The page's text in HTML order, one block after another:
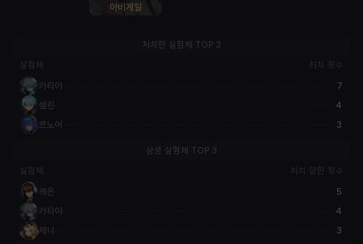
아비게일
처치한 실험체 TOP 3
실험체
처치 횟수
카티야
셀린
르노어
7
4
3
상성 실험체 TOP 3
실험체
처치 당한 횟수
레온
카티야
제니
5
4
3